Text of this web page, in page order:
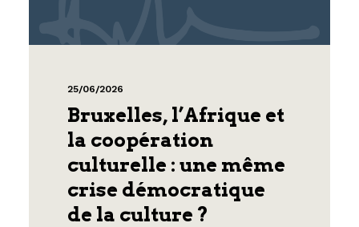
25/06/2026
Bruxelles, l’Afrique et
la coopération
culturelle : une même
crise démocratique
de la culture ?